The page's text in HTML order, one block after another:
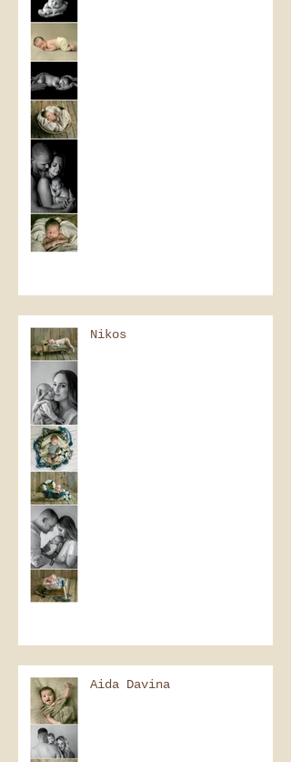
Nikos
Aida Davina